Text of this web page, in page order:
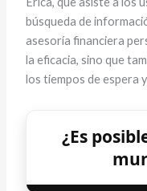
búsqueda de
asesoría financiera
la eficacia, sino que
los tiempos de espera
¿Es